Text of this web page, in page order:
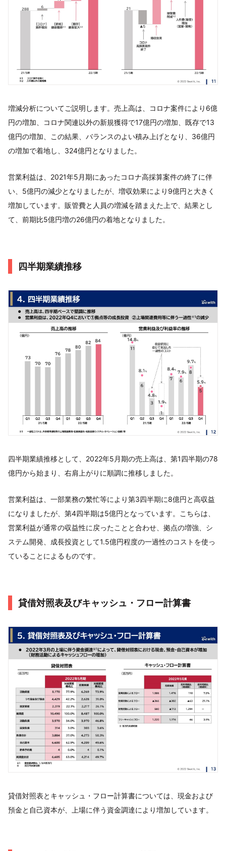
増減分析についてご説明します。売上高は、コロナ案件により6億
円の増加、コロナ関連以外の新規獲得で17億円の増加、既存で13
億円の増加、この結果、バランスのよい積み上げとなり、36億円
の増加で着地し、324億円となりました。
営業利益は、2021年5月期にあったコロナ高採算案件の終了に伴
い、5億円の減少となりましたが、増収効果により9億円と大きく
増加しています。販管費と人員の増減を踏まえた上で、結果とし
て、前期比5億円増の26億円の着地となりました。
四半期業績推移
四半期業績推移として、2022年5月期の売上高は、第1四半期の78
億円から始まり、右肩上がりに順調に推移しました。
営業利益は、一部業務の繁忙等により第3四半期に8億円と高収益
になりましたが、第4四半期は5億円となっています。こちらは、
営業利益が通常の収益性に戻ったことと合わせ、拠点の増強、シ
ステム開発、成長投資として1.5億円程度の一過性のコストを使っ
ていることによるものです。
貸借対照表及びキャッシュ・フロー計算書
貸借対照表とキャッシュ・フロー計算書については、現金および
預金と自己資本が、上場に伴う資金調達により増加しています。